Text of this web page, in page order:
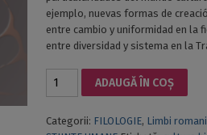
ejemplo, nuevas formas de
entre cambio y uniformidad en la
entre diversidad y sistema en la
Cantitate
DISCONTINUIDAD
ADAUGĂ ÎN COȘ
Categorii: FILOLOGIE, Limbi